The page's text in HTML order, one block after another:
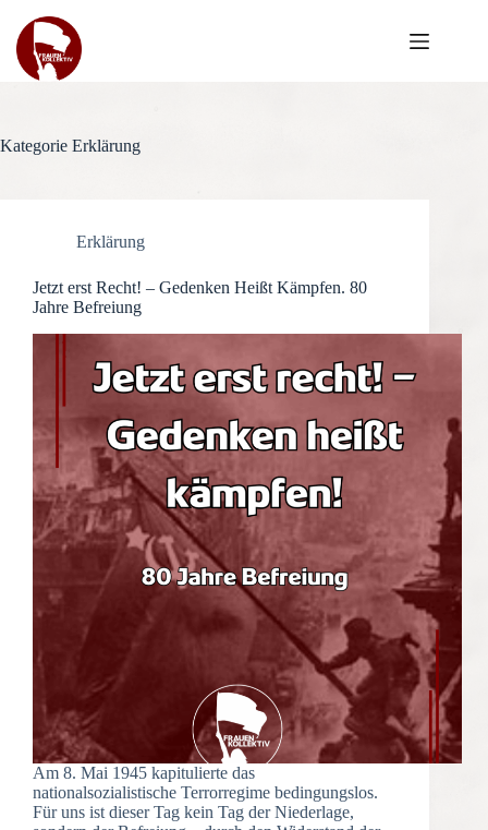
Inhalt
springen
Kategorie Erklärung
Erklärung
Jetzt erst Recht! – Gedenken Heißt Kämpfen. 80
Jahre Befreiung
Am 8. Mai 1945 kapitulierte das
nationalsozialistische Terrorregime bedingungslos.
Für uns ist dieser Tag kein Tag der Niederlage,